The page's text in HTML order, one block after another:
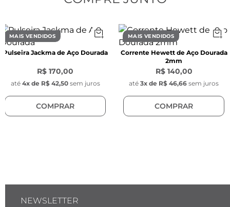
* Há uma variação de diâmetro interno de aro
para aro, em média + - 0,15 mm de diferença
SAIBA MAIS
O Anel Forcis, incorpora uma silhueta artística
de traços fortes e pode ser combinado com
outros anéis em gold ou silver.
MAIS VENDIDOS
Pulseira Jackma de Aço Dourada
R$ 170,00
até 4x de R$ 42,50 sem juros
COMPRAR
MAIS VENDIDOS
Corrente Hewett de Aço Dourada
2mm
R$ 140,00
até 3x de R$ 46,66 sem juros
COMPRAR
NEWSLETTER